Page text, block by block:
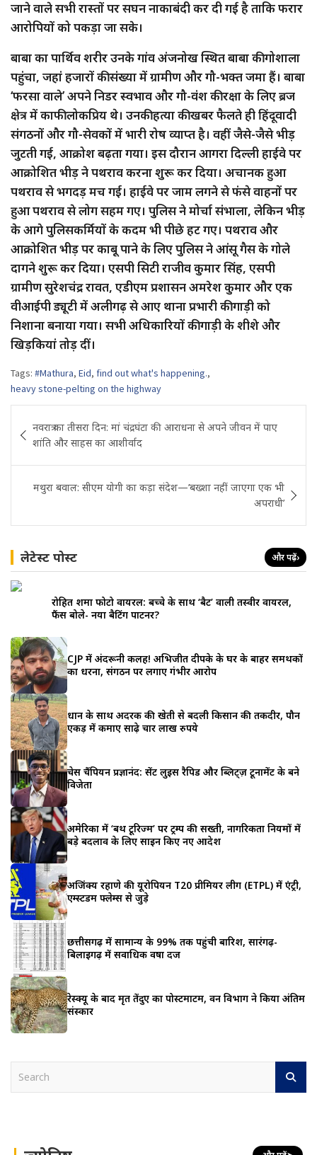
जाने वाले सभी रास्तों पर सघन नाकाबंदी कर दी गई है ताकि फरार
आरोपियों को पकड़ा जा सके।
बाबा का पार्थिव शरीर उनके गांव अंजनोख स्थित बाबा की गोशाला
पहुंचा, जहां हजारों की संख्या में ग्रामीण और गौ-भक्त जमा हैं। बाबा
‘फरसा वाले’ अपने निडर स्वभाव और गौ-वंश की रक्षा के लिए ब्रज
क्षेत्र में काफी लोकप्रिय थे। उनकी हत्या की खबर फैलते ही हिंदूवादी
संगठनों और गौ-सेवकों में भारी रोष व्याप्त है। वहीं जैसे-जैसे भीड़
जुटती गई, आक्रोश बढ़ता गया। इस दौरान आगरा दिल्ली हाईवे पर
आक्रोशित भीड़ ने पथराव करना शुरू कर दिया। अचानक हुआ
पथराव से भगदड़ मच गई। हाईवे पर जाम लगने से फंसे वाहनों पर
हुआ पथराव से लोग सहम गए। पुलिस ने मोर्चा संभाला, लेकिन भीड़
के आगे पुलिसकर्मियों के कदम भी पीछे हट गए। पथराव और
आक्रोशित भीड़ पर काबू पाने के लिए पुलिस ने आंसू गैस के गोले
दागने शुरू कर दिया। एसपी सिटी राजीव कुमार सिंह, एसपी
ग्रामीण सुरेशचंद्र रावत, एडीएम प्रशासन अमरेश कुमार और एक
वीआईपी ड्यूटी में अलीगढ़ से आए थाना प्रभारी की गाड़ी को
निशाना बनाया गया। सभी अधिकारियों की गाड़ी के शीशे और
खिड़कियां तोड़ दीं।
Tags: #Mathura, Eid, find out what's happening.,
heavy stone-pelting on the highway
navigation
नवरात्र का तीसरा दिन: मां चंद्रघंटा की आराधना से अपने जीवन में पाए
शांति और साहस का आशीर्वाद
मथुरा बवाल: सीएम योगी का कड़ा संदेश—’बख्शा नहीं जाएगा एक भी
अपराधी’
लेटेस्ट पोस्ट और पढ़ें›
रोहित शर्मा फोटो वायरल: बच्चे के साथ ‘बैट’ वाली तस्वीर वायरल,
फैंस बोले- नया बैटिंग पार्टनर?
CJP में अंदरूनी कलह! अभिजीत दीपके के घर के बाहर समर्थकों
का धरना, संगठन पर लगाए गंभीर आरोप
धान के साथ अदरक की खेती से बदली किसान की तकदीर, पौन
एकड़ में कमाए साढ़े चार लाख रुपये
चेस चैंपियन प्रज्ञानंद: सेंट लुइस रैपिड और ब्लिट्ज़ टूर्नामेंट के बने
विजेता
अमेरिका में ‘बर्थ टूरिज्म’ पर ट्रम्प की सख्ती, नागरिकता नियमों में
बड़े बदलाव के लिए साइन किए नए आदेश
अजिंक्य रहाणे की यूरोपियन T20 प्रीमियर लीग (ETPL) में एंट्री,
एम्स्टर्डम फ्लेम्स से जुड़े
छत्तीसगढ़ में सामान्य के 99% तक पहुंची बारिश, सारंगढ़-
बिलाईगढ़ में सर्वाधिक वर्षा दर्ज
रेस्क्यू के बाद मृत तेंदुए का पोस्टमार्टम, वन विभाग ने किया अंतिम
संस्कार
h